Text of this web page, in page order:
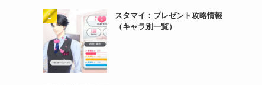
スタマイ：プレゼント攻略情報
（キャラ別一覧）